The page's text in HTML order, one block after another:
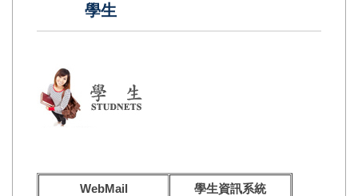
學生
WebMail 學生資訊系統